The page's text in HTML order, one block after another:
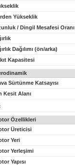
Yükseklik
/ Dingil Mesafesi Oranı
Dağılımı (ön/arka)
Kapasitesi
Sürtünme Katsayısı
Kesit Alanı
Özellikleri
Üreticisi
Yeri
Yerleşimi
Yapısı